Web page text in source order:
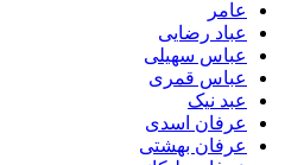
عامر
عباد رضایی
عباس سهیلی
عباس قمری
عبد نیک
عرفان اسدی
عرفان بهشتی